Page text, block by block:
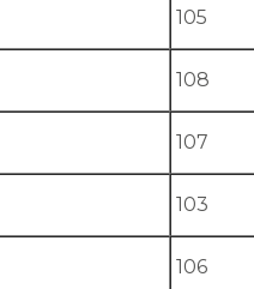
105
108
107
103
106